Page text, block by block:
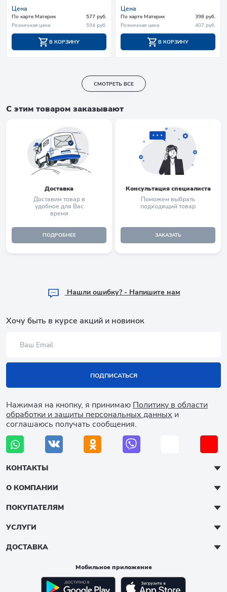
Цена
По карте Материк
577 руб.
Розничная цена
594 руб.
В КОРЗИНУ
Цена
По карте Материк
398 руб.
Розничная цена
407 руб.
В КОРЗИНУ
СМОТРЕТЬ ВСЕ
С этим товаром заказывают
Доставка
Доставим товар в
удобное для Вас
время
ПОДРОБНЕЕ
Консультация специалиста
Поможем выбрать
подходящий товар
ЗАКАЗАТЬ
Hашли ошибку? - Напишите нам
Хочу быть в курсе акций и новинок
ПОДПИСАТЬСЯ
Нажимая на кнопку, я принимаю Политику в области
обработки и защиты персональных данных и
соглашаюсь получать сообщения.
КОНТАКТЫ
О КОМПАНИИ
ПОКУПАТЕЛЯМ
УСЛУГИ
ДОСТАВКА
Мобильное приложение